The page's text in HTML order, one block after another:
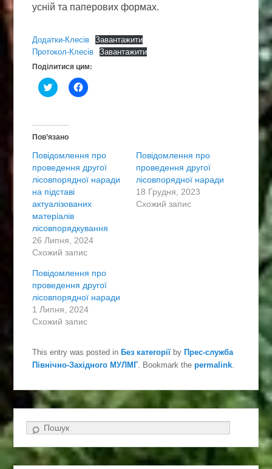
усній та паперових формах.
Додатки-Клесів
Завантажити
Протокол-Клесів
Завантажити
Поділитися цим:
Н
а
н
т
,
щ
о
б
п
о
ш
и
р
т
и
н
T
w
i
t
t
e
r
д
к
р
а
є
т
с
я
н
о
в
Н
а
щ
о
б
п
и
т
и
ч
е
р
з
F
a
c
e
b
o
В
і
д
и
в
а
т
ь
я
у
н
Пов’язано
Повідомлення про
проведення другої
лісовпорядної наради
на підставі
актуалізованих
матеріалів
лісовпорядкування
26 Липня, 2024
Схожий запис
Повідомлення про
проведення другої
лісовпорядної наради
18 Грудня, 2023
Схожий запис
Повідомлення про
проведення другої
лісовпорядної наради
1 Липня, 2024
Схожий запис
This entry was posted inБез категорії byПрес-служба
Північно-Західного МУЛМГ. Bookmark thepermalink
Search